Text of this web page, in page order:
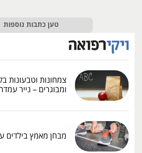
טען כתבות נוספות
צמחונות וטבעונות
ומבוגרים – נייר
מבחן מאמץ בילדים